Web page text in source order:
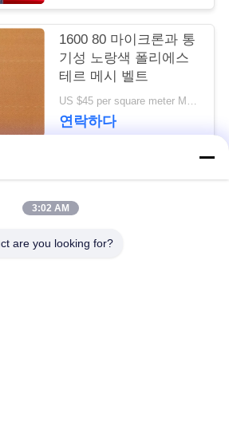
1600 80 마이크론과 통
기성 노랑색 폴리에스
테르 메시 벨트
US $45 per square meter MOQ:100m2
연락하다
산업용 롤러
3:02 AM
are you looking for?